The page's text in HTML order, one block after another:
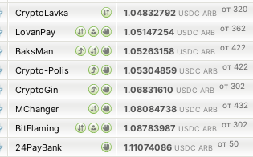
CryptoLavka
1.04832792 USDC ARB от 320
LovanPay
1.05147254 USDC ARB от 362
BaksMan
1.05263158 USDC ARB от 422
Crypto-Polis
1.05304859 USDC ARB от 422
CryptoGin
1.06831610 USDC ARB от 302
MChanger
1.08084738 USDC ARB от 432
BitFlaming
1.08783987 USDC ARB от 302
24PayBank
1.11074086 USDC ARB от 50